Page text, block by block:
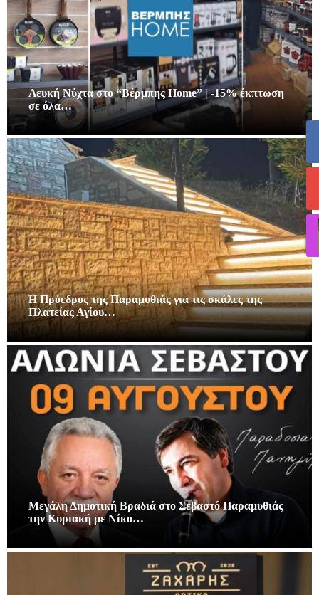
Λευκή Νύχτα στο “Βέρμπης Home” | -15% έκπτωση
σε όλα…
Η Πρόεδρος της Παραμυθιάς για τις σκάλες της
Πλατείας Αγίου…
Μεγάλη Δημοτική Βραδιά στο Σεβαστό Παραμυθιάς
την Κυριακή με Νίκο…